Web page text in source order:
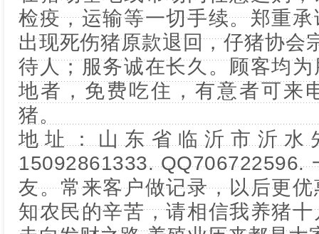
检疫，运输等一切手续。郑重
出现死伤猪原款退回，仔猪协会
待人；服务诚在长久。顾客均
地者，免费吃住，有意者可来
猪。
地址：山东省临沂市沂水
15092861333. QQ706722596.
友。常来客户做记录，以后更
知农民的辛苦，请相信我养猪